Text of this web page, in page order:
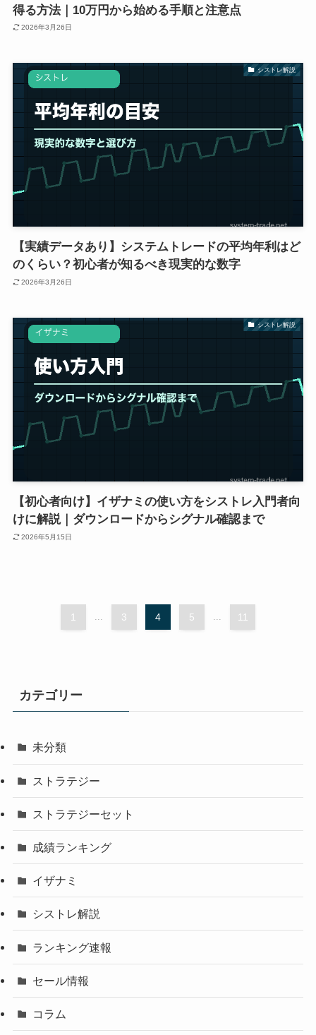
得る方法｜10万円から始める手順と注意点
2026年3月26日
シストレ解説
【実績データあり】システムトレードの平均年利はど
のくらい？初心者が知るべき現実的な数字
2026年3月26日
シストレ解説
【初心者向け】イザナミの使い方をシストレ入門者向
けに解説｜ダウンロードからシグナル確認まで
2026年5月15日
1 ... 3 4 5 ... 11
カテゴリー
未分類
ストラテジー
ストラテジーセット
成績ランキング
イザナミ
シストレ解説
ランキング速報
セール情報
コラム